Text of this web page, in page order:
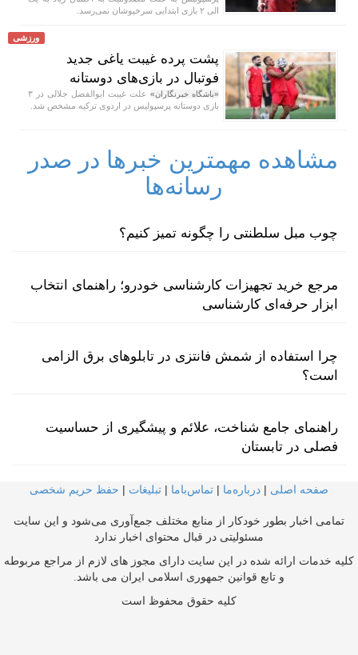
الی ۲ بازی ابتدایی سرخپوشان نمی‌رسد.
ورزشی
پشت پرده غیبت یاغی جدید
فوتبال در بازی‌های دوستانه
«باشگاه خبرنگاران»
علت غیبت ابوالفضل جلالی در ۳
بازی دوستانه پرسپولیس در اردوی ترکیه مشخص شد.
مشاهده مهمترین خبرها در صدر
رسانه‌ها
چوب مبل سلطنتی را چگونه تمیز کنیم؟
مرجع خرید تجهیزات کارشناسی خودرو؛ راهنمای انتخاب
ابزار حرفه‌ای کارشناسی
چرا استفاده از شمش فانتزی در تابلوهای برق الزامی
است؟
راهنمای جامع شناخت، علائم و پیشگیری از حساسیت
فصلی در تابستان
صفحه اصلی | درباره‌ما | تماس‌با‌ما | تبلیغات | حفظ حریم شخصی
تمامی اخبار بطور خودکار از منابع مختلف جمع‌آوری می‌شود و این سایت
مسئولیتی در قبال محتوای اخبار ندارد
کلیه خدمات ارائه شده در این سایت دارای مجوز های لازم از مراجع مربوطه
و تابع قوانین جمهوری اسلامی ایران می باشد.
کلیه حقوق محفوظ است